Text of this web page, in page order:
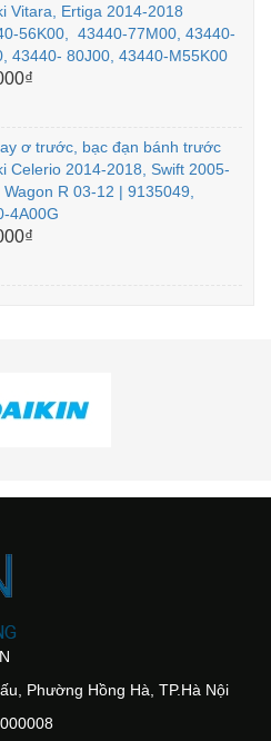
Vitara, Ertiga 2014-2018
56K00, 43440-77M00, 43440-
43440- 80J00, 43440-M55K00
ơ trước, bạc đạn bánh trước
Celerio 2014-2018, Swift 2005-
Wagon R 03-12 | 9135049,
4A00G
Phường Hồng Hà, TP.Hà Nội